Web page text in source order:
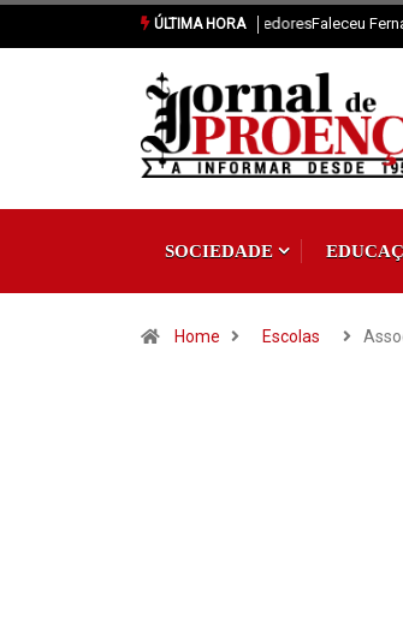
ÚLTIMA HORA Faleceu Fernando
SOCIEDADE
Home Escolas